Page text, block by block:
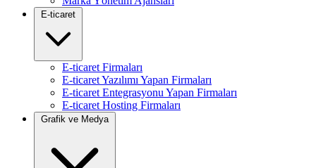
E-ticaret
E-ticaret Firmaları
E-ticaret Yazılımı Yapan Firmaları
E-ticaret Entegrasyonu Yapan Firmaları
E-ticaret Hosting Firmaları
Grafik ve Medya